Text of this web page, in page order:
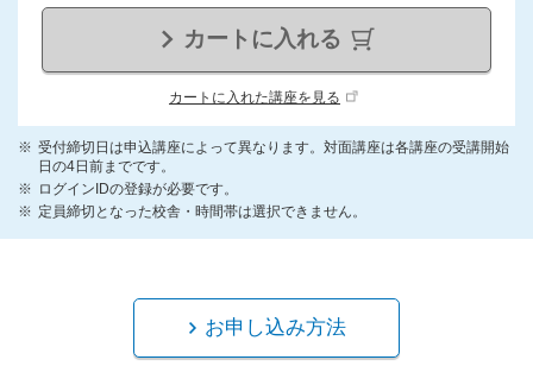
カートに入れる
カートに入れた講座を見る
受付締切日は申込講座によって異なります。対面講座は各講座の受講開始
日の4日前までです。
ログインIDの登録が必要です。
定員締切となった校舎・時間帯は選択できません。
お申し込み方法